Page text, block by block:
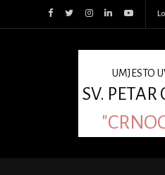
UMJESTO
SV. PETAR